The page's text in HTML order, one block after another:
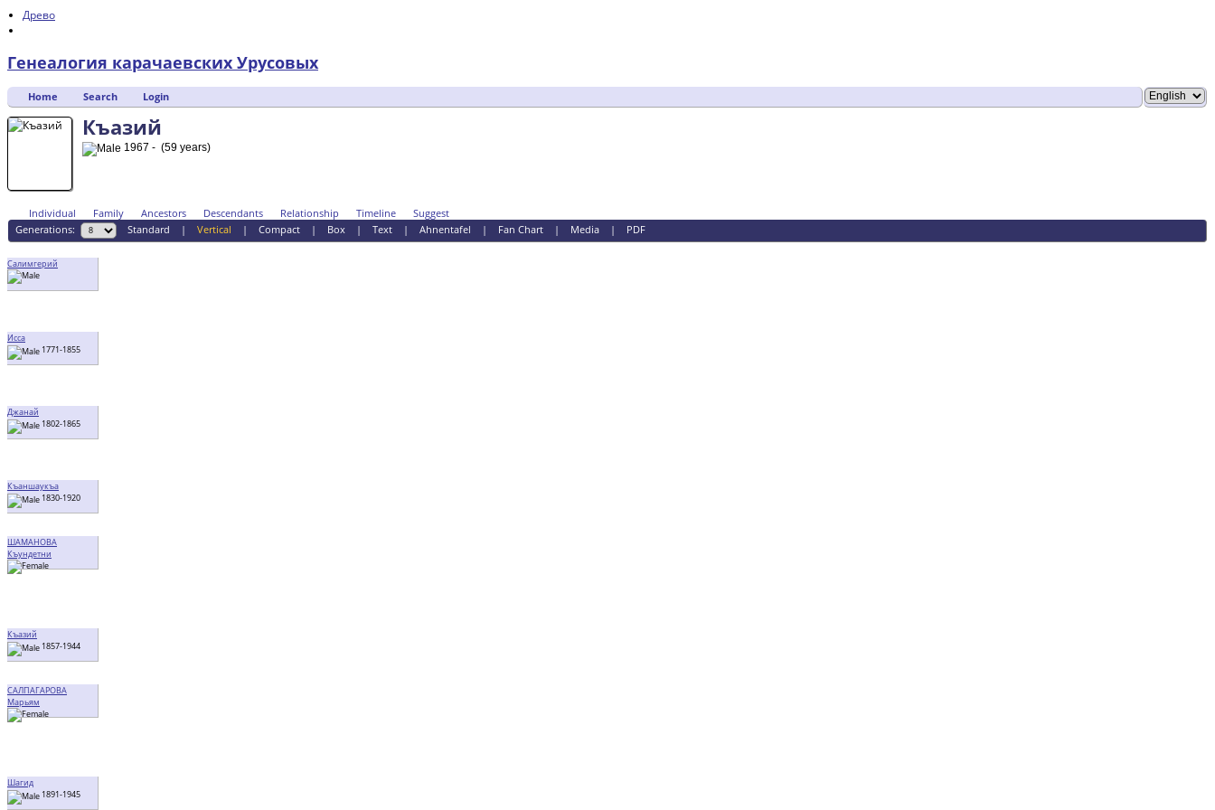
Древо
Генеалогия карачаевских Урусовых
Home Search Login
Къазий
1967 - (59 years)
Individual Family Ancestors Descendants Relationship Timeline
Suggest
Generations:
Standard | Vertical | Compact| Box| Text| Ahnentafel | Fan Chart| Media| PDF
Салимгерий
Исса
1771-1855
Джанай
1802-1865
Къаншаукъа
1830-1920
ШАМАНОВА
Къундетни
Къазий
1857-1944
САЛПАГАРОВА
Марьям
Шагид
1891-1945